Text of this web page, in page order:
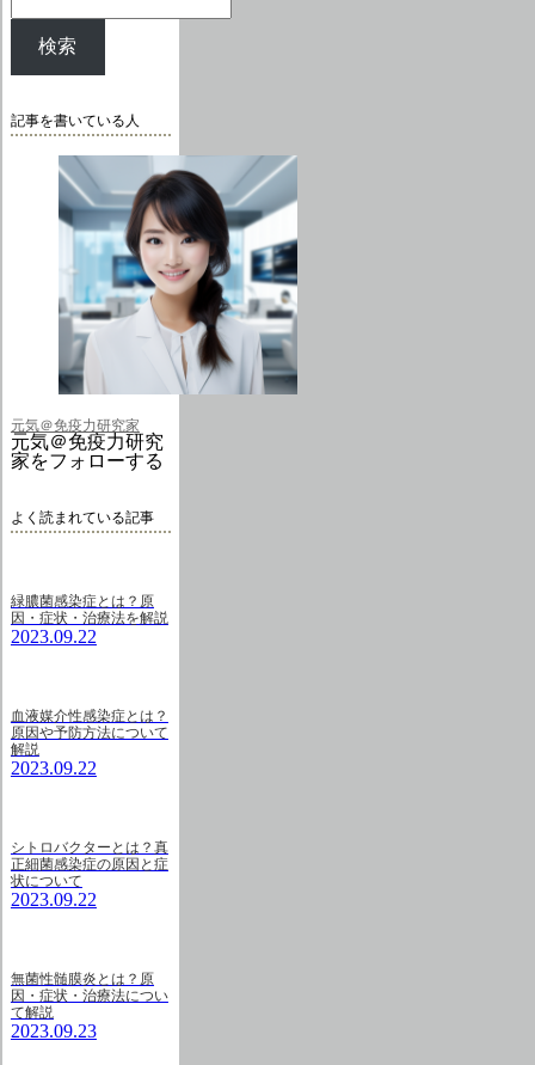
検索
記事を書いている人
元気＠免疫力研究家
元気＠免疫力研究
家をフォローする
よく読まれている記事
緑膿菌感染症とは？原
因・症状・治療法を解説
2023.09.22
血液媒介性感染症とは？
原因や予防方法について
解説
2023.09.22
シトロバクターとは？真
正細菌感染症の原因と症
状について
2023.09.22
無菌性髄膜炎とは？原
因・症状・治療法につい
て解説
2023.09.23